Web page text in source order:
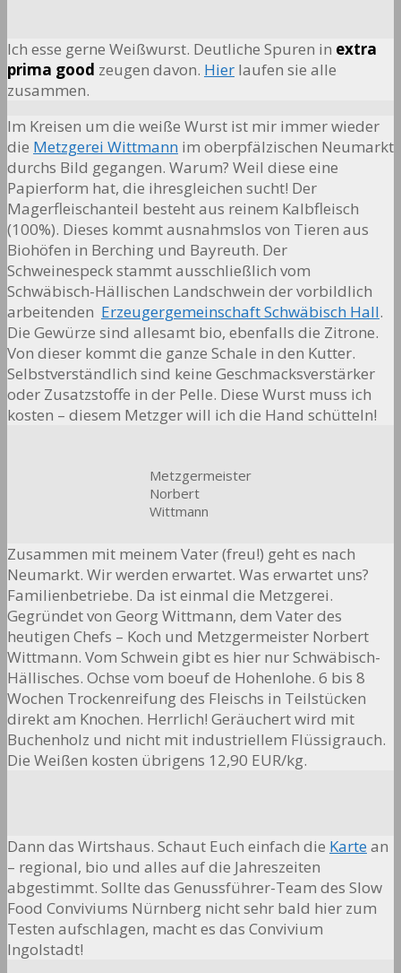
Ich esse gerne Weißwurst. Deutliche Spuren in extra
prima good zeugen davon. Hier laufen sie alle
zusammen.
Im Kreisen um die weiße Wurst ist mir immer wieder
die Metzgerei Wittmann im oberpfälzischen Neumarkt
durchs Bild gegangen. Warum? Weil diese eine
Papierform hat, die ihresgleichen sucht! Der
Magerfleischanteil besteht aus reinem Kalbfleisch
(100%). Dieses kommt ausnahmslos von Tieren aus
Biohöfen in Berching und Bayreuth. Der
Schweinespeck stammt ausschließlich vom
Schwäbisch-Hällischen Landschwein der vorbildlich
arbeitenden Erzeugergemeinschaft Schwäbisch Hall.
Die Gewürze sind allesamt bio, ebenfalls die Zitrone.
Von dieser kommt die ganze Schale in den Kutter.
Selbstverständlich sind keine Geschmacksverstärker
oder Zusatzstoffe in der Pelle. Diese Wurst muss ich
kosten – diesem Metzger will ich die Hand schütteln!
Metzgermeister
Norbert
Wittmann
Zusammen mit meinem Vater (freu!) geht es nach
Neumarkt. Wir werden erwartet. Was erwartet uns?
Familienbetriebe. Da ist einmal die Metzgerei.
Gegründet von Georg Wittmann, dem Vater des
heutigen Chefs – Koch und Metzgermeister Norbert
Wittmann. Vom Schwein gibt es hier nur Schwäbisch-
Hällisches. Ochse vom boeuf de Hohenlohe. 6 bis 8
Wochen Trockenreifung des Fleischs in Teilstücken
direkt am Knochen. Herrlich! Geräuchert wird mit
Buchenholz und nicht mit industriellem Flüssigrauch.
Die Weißen kosten übrigens 12,90 EUR/kg.
Dann das Wirtshaus. Schaut Euch einfach die Karte an
– regional, bio und alles auf die Jahreszeiten
abgestimmt. Sollte das Genussführer-Team des Slow
Food Conviviums Nürnberg nicht sehr bald hier zum
Testen aufschlagen, macht es das Convivium
Ingolstadt!